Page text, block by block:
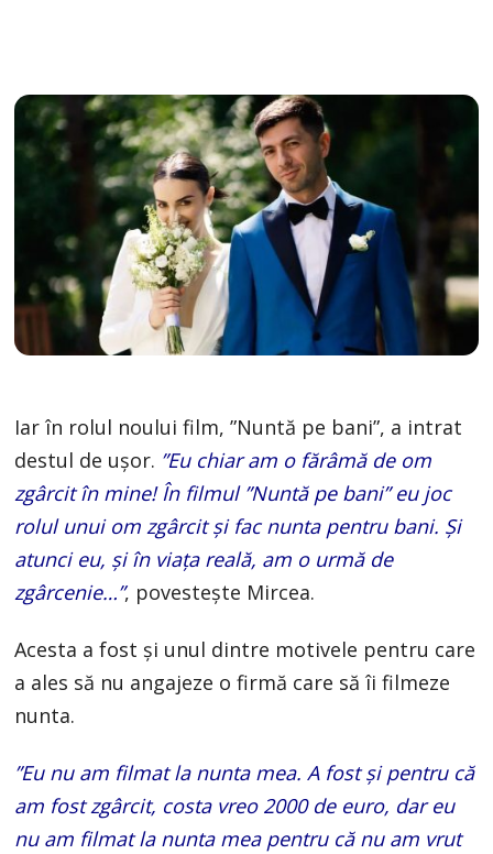
Iar în rolul noului film, ”Nuntă pe bani”, a intrat
destul de ușor. ”Eu chiar am o fărâmă de om
zgârcit în mine! În filmul ”Nuntă pe bani” eu joc
rolul unui om zgârcit și fac nunta pentru bani. Și
atunci eu, și în viața reală, am o urmă de
zgârcenie…”, povestește Mircea.
Acesta a fost și unul dintre motivele pentru care
a ales să nu angajeze o firmă care să îi filmeze
nunta.
”Eu nu am filmat la nunta mea. A fost și pentru că
am fost zgârcit, costa vreo 2000 de euro, dar eu
nu am filmat la nunta mea pentru că nu am vrut